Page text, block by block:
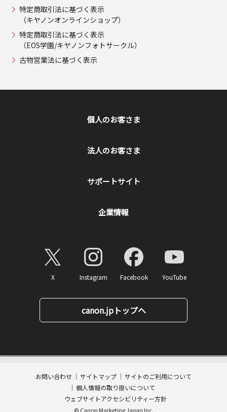
カートに入れる
特定商取引法に基づく表示
（キヤノンオンラインショップ）
特定商取引法に基づく表示
（EOS学園/キヤノンフォトサークル）
古物営業法に基づく表示
個人のお客さま
法人のお客さま
サポートサイト
企業情報
X Instagram Facebook YouTube
canon.jpトップへ
お問い合わせ サイトマップ
サイトのご利用について
個人情報の取り扱いについて
ウェブサイトアクセシビリティー方針
© Canon Marketing Japan Inc.